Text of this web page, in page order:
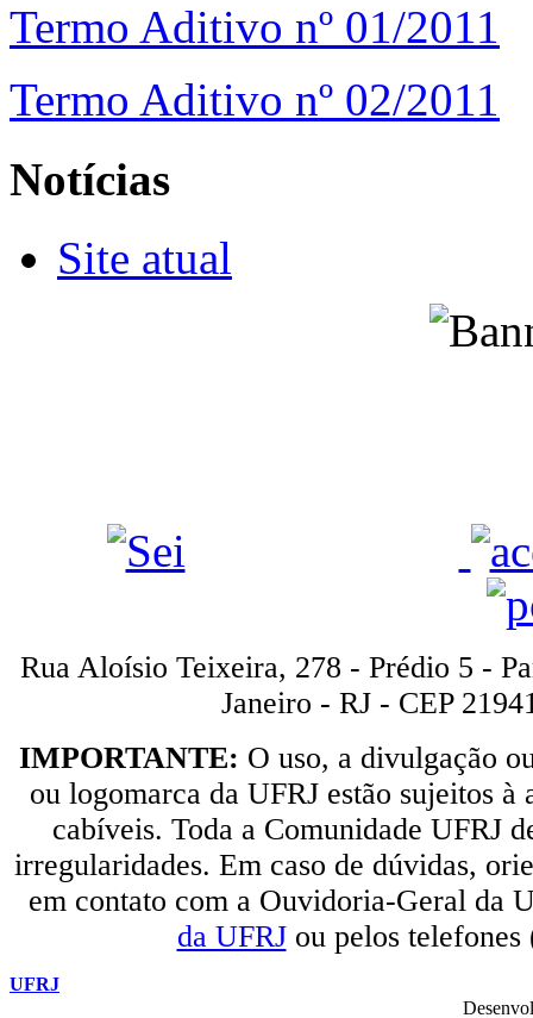
Termo Aditivo nº 01/2011
Termo Aditivo nº 02/2011
Notícias
Site atual
Rua Aloísio Teixeira, 278 - Prédio 5 -
Janeiro - RJ - CEP
IMPORTANTE: O uso, a divulgação
ou logomarca da UFRJ estão sujeitos
cabíveis. Toda a Comunidade UFRJ
irregularidades. Em caso de dúvidas,
em contato com a Ouvidoria-Geral da
da UFRJou pelos telefones
UFRJ